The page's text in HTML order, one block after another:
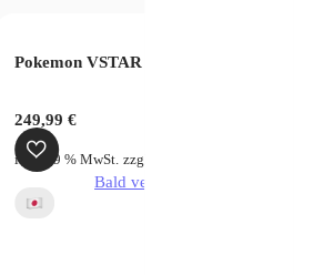
Pokemon VSTAR Universe Display (JP)
249,99€
inkl. 19 % MwSt. zzgl.
Bald verfügbar